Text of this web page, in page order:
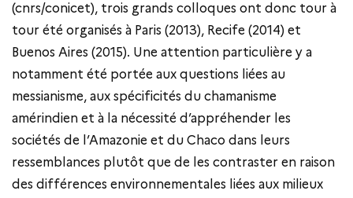
(cnrs/conicet), trois grands colloques ont donc tour à
tour été organisés à Paris (2013), Recife (2014) et
Buenos Aires (2015). Une attention particulière y a
notamment été portée aux questions liées au
messianisme, aux spécificités du chamanisme
amérindien et à la nécessité d’appréhender les
sociétés de l’Amazonie et du Chaco dans leurs
ressemblances plutôt que de les contraster en raison
des différences environnementales liées aux milieux